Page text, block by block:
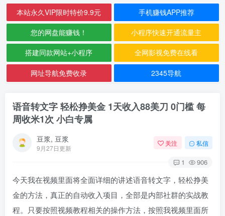
乐
本站永久VIP限时特价9.9元 手机赚钱APP推荐
您的网盘能赚钱！ 小程序快速开通流量主
搭建同款网站+小程序 全网影视免费在线看
网址导航免费收录 2345导航
语音转文字 轻松挣美金 1天收入88美刀 0门槛 每
周收米1次 小白专属
豆浆, 豆浆
9月27日更新
关注 私信
1 906
今天我在视频里面将全面详细的讲述语音转文字，轻松挣美
金的方法，真正的自动收入项目，全部是内部社群的实战教
程。只要按照视频教程相关的操作方法，按照我视频里面所